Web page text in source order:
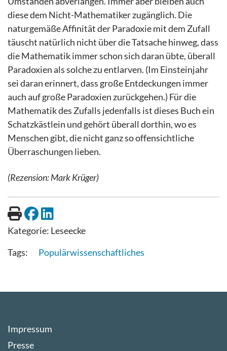
diese dem Nicht-Mathematiker zugänglich. Die
naturgemäße Affinität der Paradoxie mit dem Zufall
täuscht natürlich nicht über die Tatsache hinweg, dass
die Mathematik immer schon sich daran übte, überall
Paradoxien als solche zu entlarven. (Im Einsteinjahr
sei daran erinnert, dass große Entdeckungen immer
auch auf große Paradoxien zurückgehen.) Für die
Mathematik des Zufalls jedenfalls ist dieses Buch ein
Schatzkästlein und gehört überall dorthin, wo es
Menschen gibt, die nicht ganz so offensichtliche
Überraschungen lieben.
(Rezension: Mark Krüger)
Kategorie: Leseecke
Populärwissenschaftliches
Impressum
Presse